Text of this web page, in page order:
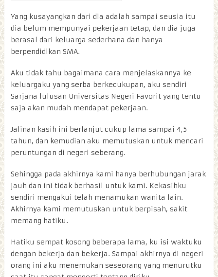
Yang kusayangkan dari dia adalah sampai seusia itu
dia belum mempunyai pekerjaan tetap, dan dia juga
berasal dari keluarga sederhana dan hanya
berpendidikan SMA.
Aku tidak tahu bagaimana cara menjelaskannya ke
keluargaku yang serba berkecukupan, aku sendiri
Sarjana lulusan Universitas Negeri Favorit yang tentu
saja akan mudah mendapat pekerjaan.
Jalinan kasih ini berlanjut cukup lama sampai 4,5
tahun, dan kemudian aku memutuskan untuk mencari
peruntungan di negeri seberang.
Sehingga pada akhirnya kami hanya berhubungan jarak
jauh dan ini tidak berhasil untuk kami. Kekasihku
sendiri mengakui telah menamukan wanita lain.
Akhirnya kami memutuskan untuk berpisah, sakit
memang hatiku.
Hatiku sempat kosong beberapa lama, ku isi waktuku
dengan bekerja dan bekerja. Sampai akhirnya di negeri
orang ini aku menemukan seseorang yang menurutku